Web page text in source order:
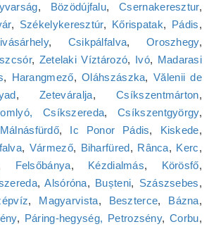
, Bözödújfalu,Csernakeresztur,
, Székelykeresztúr, Kőrispatak, Pádis,
, Csikpálfalva, Oroszhegy,
, Zetelaki Víztározó, Ivó, Madarasi
, Harangmező,Oláhszászka, Vălenii de
,Zeteváralja,Csíkszentmárton,
Csíkszereda,Csíkszentgyörgy,
Málnásfürdő, Ic Ponor Pádis, Kiskede,
, Vármező, Biharfüred, Rânca, Kerc,
Felsőbánya, Kézdialmás, Körösfő,
,Alsóróna, Bușteni, Szászsebes,
, Magyarvista, Beszterce, Bázna,
, Páring-hegység, Petrozsény,Corbu,